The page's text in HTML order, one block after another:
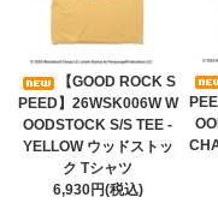
【GOOD ROCK S
PEED】26WSK006W W
OODSTOCK S/S TEE -
YELLOW ウッドストッ
ク Tシャツ
6,930円(税込)